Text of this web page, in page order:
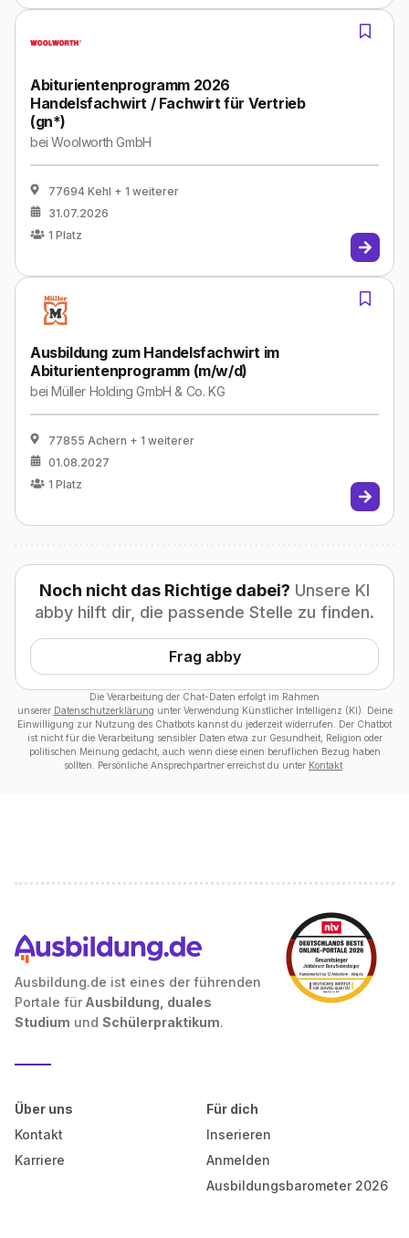
Abiturientenprogramm 2026
Handelsfachwirt / Fachwirt für Vertrieb
(gn*)
beiWoolworth GmbH
77694 Kehl + 1 weiterer
31.07.2026
1 Platz
Ausbildung zum Handelsfachwirt im
Abiturientenprogramm (m/w/d)
beiMüller Holding GmbH & Co. KG
77855 Achern + 1 weiterer
01.08.2027
1 Platz
Noch nicht das Richtige dabei? Unsere KI
abby hilft dir, die passende Stelle zu finden.
Frag abby
Die Verarbeitung der Chat-Daten erfolgt im Rahmen
unserer Datenschutzerklärung unter Verwendung Künstlicher Intelligenz (KI). Deine
Einwilligung zur Nutzung des Chatbots kannst du jederzeit widerrufen. Der Chatbot
ist nicht für die Verarbeitung sensibler Daten etwa zur Gesundheit, Religion oder
politischen Meinung gedacht, auch wenn diese einen beruflichen Bezug haben
sollten. Persönliche Ansprechpartner erreichst du unter Kontakt
Ausbildung.de ist eines der führenden
Portale für Ausbildung, duales
Studium und Schülerpraktikum.
Über uns
Kontakt
Karriere
Für dich
Inserieren
Anmelden
Ausbildungsbarometer 2026